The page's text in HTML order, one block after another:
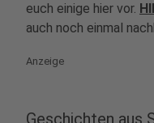
euch einige hier vor.
auch noch einmal
Anzeige
Geschichten aus